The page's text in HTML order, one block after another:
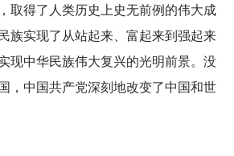
取得了人类历史上史无前例的伟大成
族实现了从站起来、富起来到强起来
现中华民族伟大复兴的光明前景。没
，中国共产党深刻地改变了中国和世